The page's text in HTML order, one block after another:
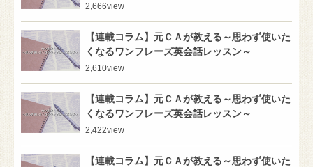
2,666view
【連載コラム】元ＣＡが教える～思わず使いた
くなるワンフレーズ英会話レッスン～
2,610view
【連載コラム】元ＣＡが教える～思わず使いた
くなるワンフレーズ英会話レッスン～
2,422view
【連載コラム】元ＣＡが教える～思わず使いた